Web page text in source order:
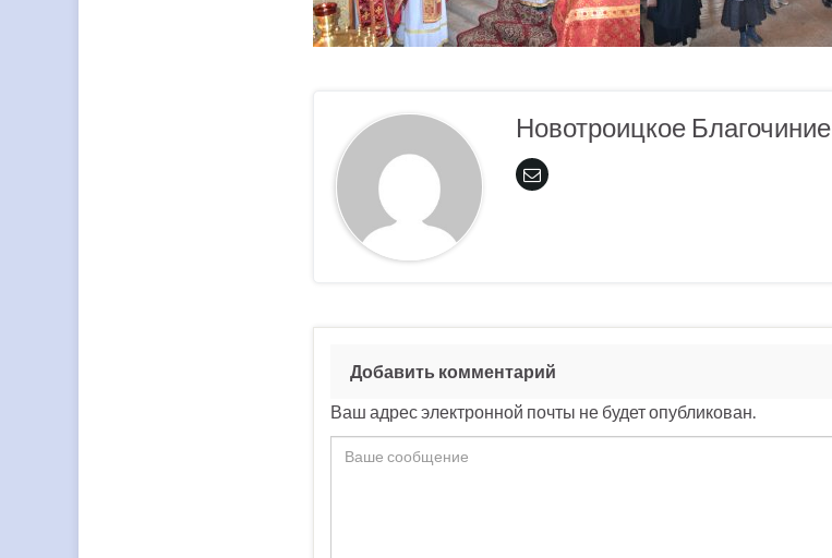
Новотроицкое Благочиние
Добавить комментарий
Ваш адрес электронной почты не будет опубликован.